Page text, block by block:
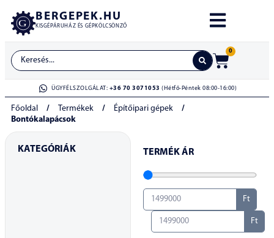
BERGEPEK.HU
KISGÉPÁRUHÁZ ÉS GÉPKÖLCSÖNZŐ
0
ÜGYFÉLSZOLGÁLAT: +36 70 3071053 (Hétfő-Péntek 08:00-16:00)
Főoldal / Termékek / Építőipari gépek
/
Bontókalapácsok
TERMÉK ÁR
Ft
Ft
KATEGÓRIÁK